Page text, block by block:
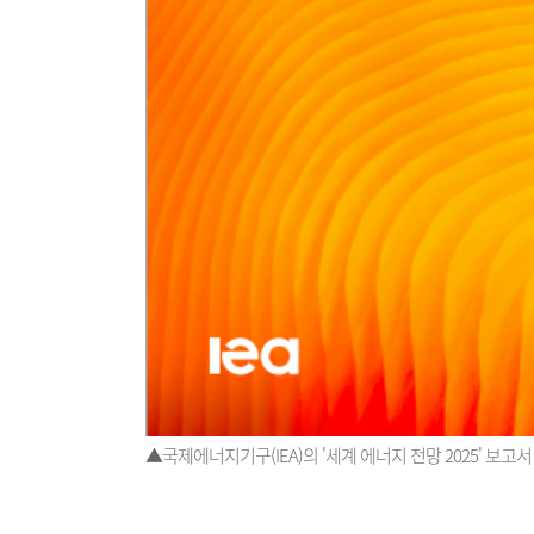
▲국제에너지기구(IEA)의 '세계 에너지 전망 2025' 보고